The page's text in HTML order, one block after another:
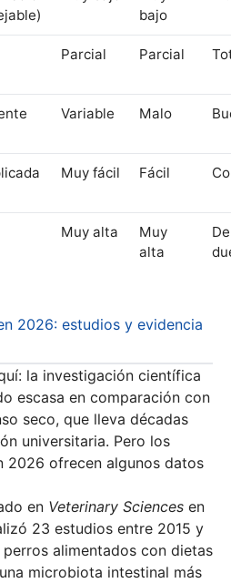
bajo
Parcial Parcial
Variable Malo
Muy fácil Fácil
Muy alta
Muy
alta
2026: estudios y evidencia
la investigación científica
escasa en comparación con
seco, que lleva décadas
universitaria. Pero los
2026 ofrecen algunos datos
en Veterinary Sciences en
23 estudios entre 2015 y
alimentados con dietas
microbiota intestinal más